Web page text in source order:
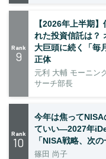
Rank
9
【2026年上半期
れた投資信託は？
大巨頭に続く「毎
正体
元利 大輔 モーニン
サーチ部長
Rank
10
今年は焦ってNISA
ていい―2027年
「NISA戦略、次の
篠田 尚子